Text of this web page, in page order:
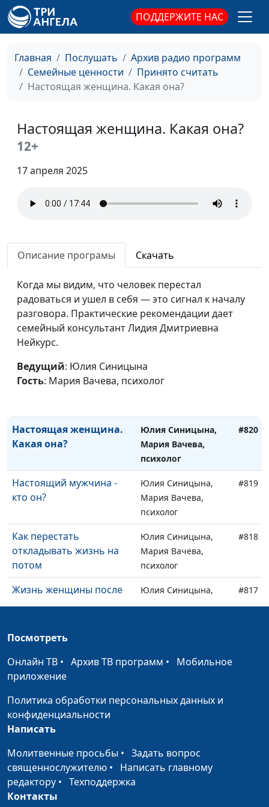
ПОДДЕРЖИТЕ НАС
Главная Послушать
Архив радио программ
Семейные ценности
Принято считать
Настоящая женщина. Какая она?
Настоящая женщина. Какая она?
12+
17 апреля 2025
Описание програмы Скачать
Когда мы видим, что человек перестал
радоваться и ушел в себя — это сигнал к началу
разговора. Практические рекомендации дает
семейный консультант Лидия Дмитриевна
Нейкурс.
Ведущий: Юлия Синицына
Гость: Мария Вачева, психолог
кандидат
педагогических
Центра поддержки
усыновления
Формирование
приемного ребенка к
замещающим
родителям
кандидат
Последствия
Анна Ронжина,
педагогических
наук, руководитель
усыновления
Особенности детей,
оставшихся без
родителей
Анна Ронжина,
Степан Аваков,
педагогических
наук, руководитель
Настоящая женщина.
Какая она?
Юлия Синицына,
Мария Вачева,
психолог
#820
Настоящий мужчина -
кто он?
Юлия Синицына,
Мария Вачева,
психолог
#819
Как перестать
откладывать жизнь на
потом
Юлия Синицына,
Мария Вачева,
психолог
#818
Жизнь женщины после
45 лет
Юлия Синицына,
Мария Вачева,
#817
Как взрослым детям
стоить отношения с
родителями
Мария Вачева,
Границы в отношениях с
детьми
Юлия Синицына,
Как помочь ребенку,
если в классе буллинг
Юлия Синицына,
Мария Вачева,
Безопасность ребенка в
Посмотреть
Онлайн ТВ • Архив ТВ программ • Мобильное
приложение
Политика обработки персональных данных и
конфиденциальности
Написать
Молитвенные просьбы • Задать вопрос
священнослужителю • Написать главному
редактору • Техподдержка
Контакты